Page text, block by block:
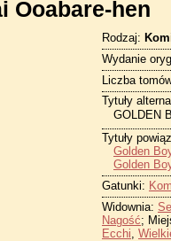
Ooabare-hen
Rodzaj:
Wydanie
Liczba
Tytuły
GOLDEN
Tytuły
Golden
Golden
Gatunki:
Widownia:
Nagość;
Ecchi